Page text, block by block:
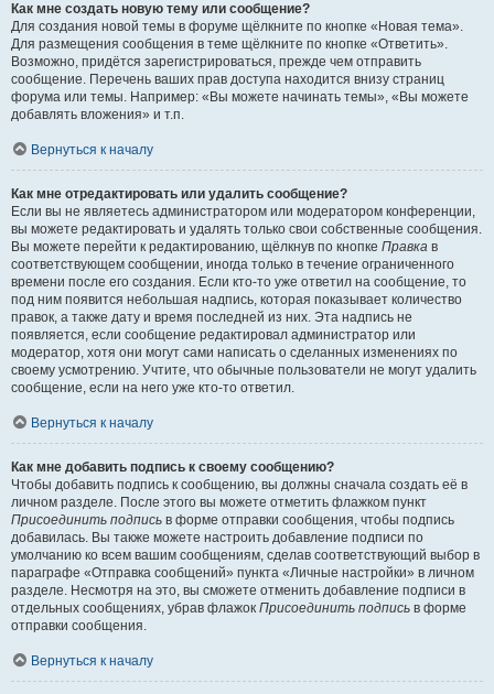
Как мне создать новую тему или сообщение?
Для создания новой темы в форуме щёлкните по кнопке «Новая тема».
Для размещения сообщения в теме щёлкните по кнопке «Ответить».
Возможно, придётся зарегистрироваться, прежде чем отправить
сообщение. Перечень ваших прав доступа находится внизу страниц
форума или темы. Например: «Вы можете начинать темы», «Вы можете
добавлять вложения» и т.п.
Вернуться к началу
Как мне отредактировать или удалить сообщение?
Если вы не являетесь администратором или модератором конференции,
вы можете редактировать и удалять только свои собственные сообщения.
Вы можете перейти к редактированию, щёлкнув по кнопке Правка в
соответствующем сообщении, иногда только в течение ограниченного
времени после его создания. Если кто-то уже ответил на сообщение, то
под ним появится небольшая надпись, которая показывает количество
правок, а также дату и время последней из них. Эта надпись не
появляется, если сообщение редактировал администратор или
модератор, хотя они могут сами написать о сделанных изменениях по
своему усмотрению. Учтите, что обычные пользователи не могут удалить
сообщение, если на него уже кто-то ответил.
Вернуться к началу
Как мне добавить подпись к своему сообщению?
Чтобы добавить подпись к сообщению, вы должны сначала создать её в
личном разделе. После этого вы можете отметить флажком пункт
Присоединить подпись в форме отправки сообщения, чтобы подпись
добавилась. Вы также можете настроить добавление подписи по
умолчанию ко всем вашим сообщениям, сделав соответствующий выбор в
параграфе «Отправка сообщений» пункта «Личные настройки» в личном
разделе. Несмотря на это, вы сможете отменить добавление подписи в
отдельных сообщениях, убрав флажок Присоединить подпись в форме
отправки сообщения.
Вернуться к началу